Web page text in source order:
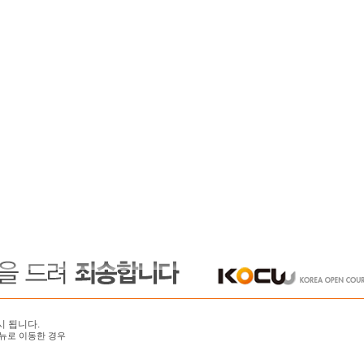
됩니다.
로 이동한 경우